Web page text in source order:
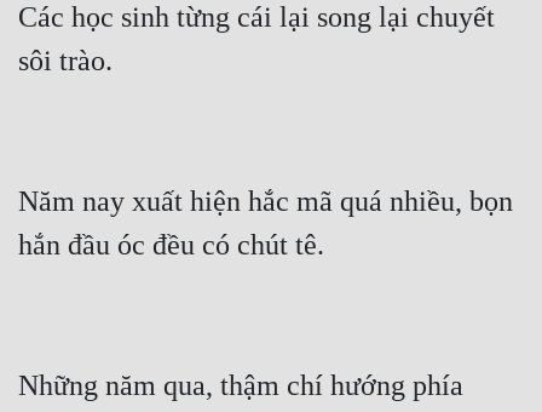
Các học sinh từng cái lại song lại chuyết
sôi trào.
Năm nay xuất hiện hắc mã quá nhiều, bọn
hắn đầu óc đều có chút tê.
Những năm qua, thậm chí hướng phía